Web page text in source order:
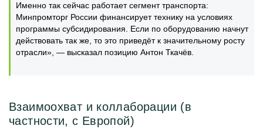
Именно так сейчас работает сегмент транспорта:
Минпромторг России финансирует технику на условиях
программы субсидирования. Если по оборудованию начнут
действовать так же, то это приведёт к значительному росту
отрасли», — высказал позицию Антон Ткачёв.
Взаимоохват и коллаборации (в
частности, с Европой)